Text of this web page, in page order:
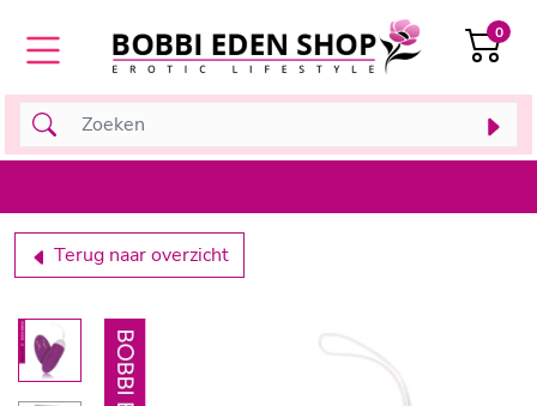
0
Terug naar overzicht